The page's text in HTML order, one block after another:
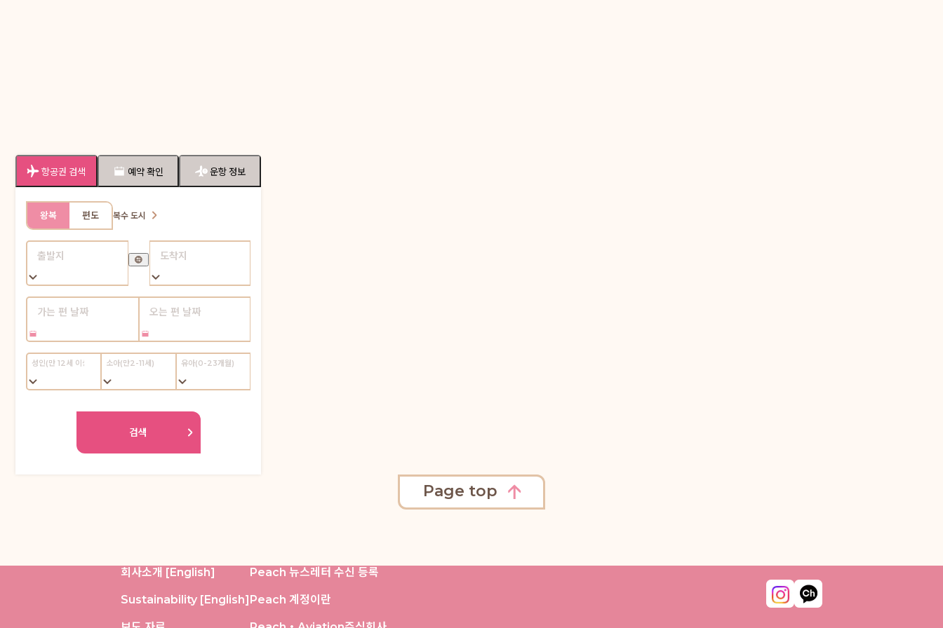
항공권 검색 예약 확인 운항 정보
왕복 편도 복수 도시
Page top
회사소개 [English]
Sustainability [English]
Peach 뉴스레터 수신 등록
Peach 계정이란